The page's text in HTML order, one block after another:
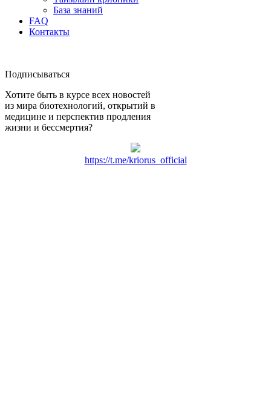
База знаний
FAQ
Контакты
Подписываться
Хотите быть в курсе всех новостей
из мира биотехнологий, открытий в
медицине и перспектив продления
жизни и бессмертия?
https://t.me/kriorus_official